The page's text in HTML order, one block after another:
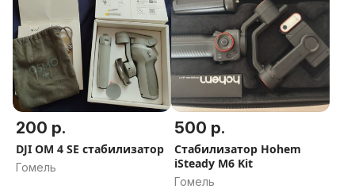
200 р.
DJI OM 4 SE стабилизатор
Гомель
500 р.
Стабилизатор Hohem
iSteady M6 Kit
Гомель